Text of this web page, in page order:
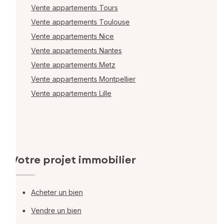
Vente appartements Tours
Vente appartements Toulouse
Vente appartements Nice
Vente appartements Nantes
Vente appartements Metz
Vente appartements Montpellier
Vente appartements Lille
Votre projet immobilier
Acheter un bien
Vendre un bien